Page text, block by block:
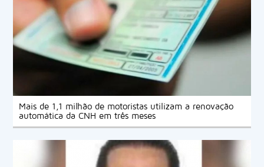
Mais de 1,1 milhão de motoristas utilizam a renovação
automática da CNH em três meses